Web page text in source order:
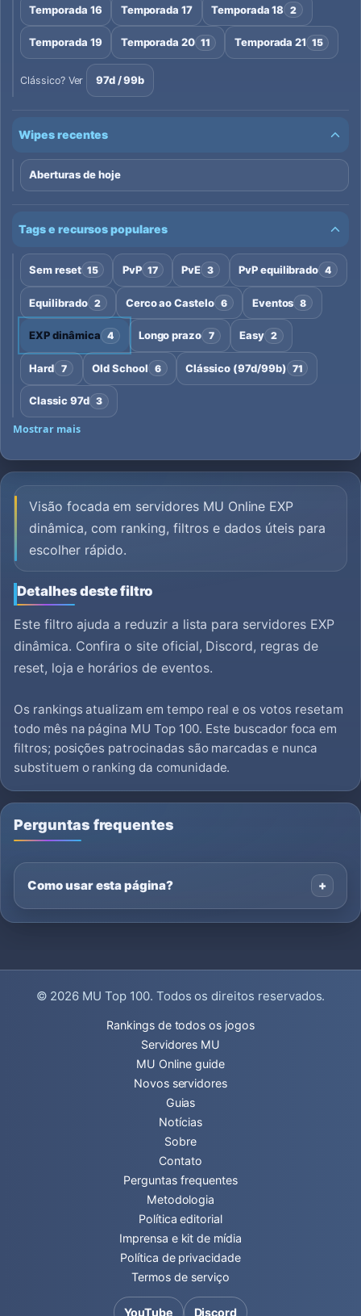
Temporada 16 Temporada 17 Temporada 18 2
Temporada 19 Temporada 20 11 Temporada 21 15
Clássico? Ver 97d / 99b
Wipes recentes
Aberturas de hoje
Tags e recursos populares
Sem reset 15 PvP 17 PvE 3 PvP equilibrado 4
Equilibrado 2 Cerco ao Castelo 6 Eventos 8
EXP dinâmica 4 Longo prazo 7 Easy 2
Hard 7 Old School 6 Clássico (97d/99b) 71
Classic 97d 3
Mostrar mais
Visão focada em servidores MU Online EXP
dinâmica, com ranking, filtros e dados úteis para
escolher rápido.
Detalhes deste filtro
Este filtro ajuda a reduzir a lista para servidores EXP
dinâmica. Confira o site oficial, Discord, regras de
reset, loja e horários de eventos.
Os rankings atualizam em tempo real e os votos resetam
todo mês na página MU Top 100. Este buscador foca em
filtros; posições patrocinadas são marcadas e nunca
substituem o ranking da comunidade.
Perguntas frequentes
Como usar esta página?
© 2026 MU Top 100. Todos os direitos reservados.
Rankings de todos os jogos
Servidores MU
MU Online guide
Novos servidores
Guias
Notícias
Sobre
Contato
Perguntas frequentes
Metodologia
Política editorial
Imprensa e kit de mídia
Política de privacidade
Termos de serviço
YouTube Discord